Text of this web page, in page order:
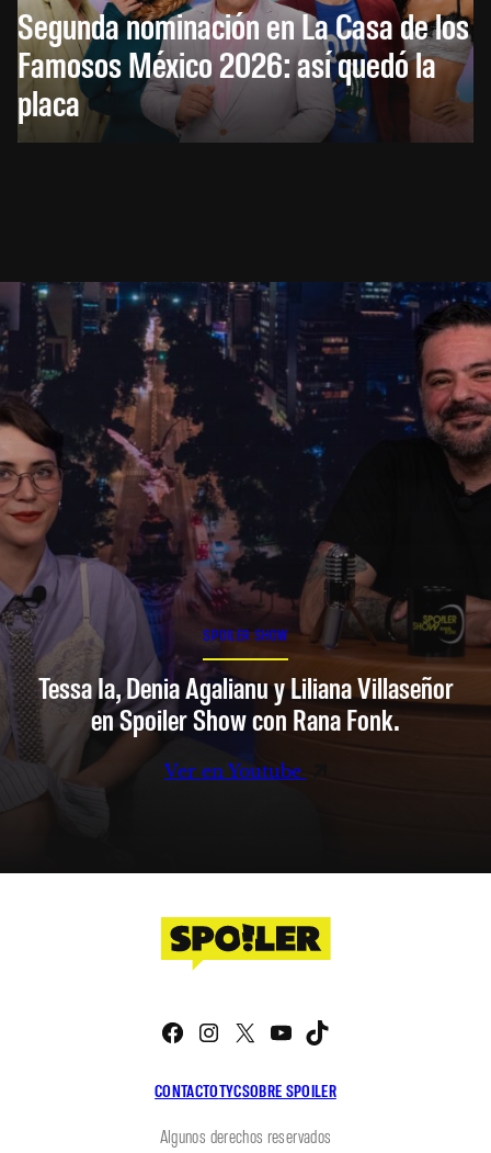
Segunda nominación en La Casa de los
Famosos México 2026: así quedó la
placa
SPOILER SHOW
Tessa Ia, Denia Agalianu y Liliana Villaseñor
en Spoiler Show con Rana Fonk.
Ver en Youtube
CONTACTOTYCSOBRE SPOILER
Facebook
Instagram
X YouTube
Algunos derechos reservados